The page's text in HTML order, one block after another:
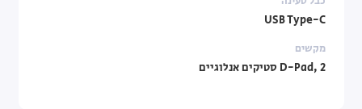
USB Type-C
מקשים
D-Pad, 2 סטיקים אנלוגיים